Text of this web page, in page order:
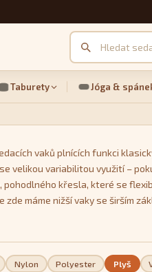
Taburety Jóga &
vaků plnících funkci
velikou variabilitou využití –
pohodlného křesla, které se
zde máme nižší vaky se širším
do klubíčka. Nabízíme také
Nylon Polyester Plyš